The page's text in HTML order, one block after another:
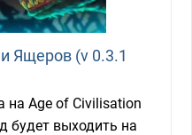
Ящеров (v 0.3.1
на Age of Civilisation
будет выходить на